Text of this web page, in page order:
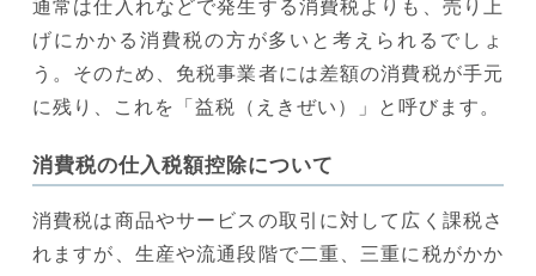
通常は仕入れなどで発生する消費税よりも、売り上
げにかかる消費税の方が多いと考えられるでしょ
う。そのため、免税事業者には差額の消費税が手元
に残り、これを「益税（えきぜい）」と呼びます。
消費税の仕入税額控除について
消費税は商品やサービスの取引に対して広く課税さ
れますが、生産や流通段階で二重、三重に税がかか